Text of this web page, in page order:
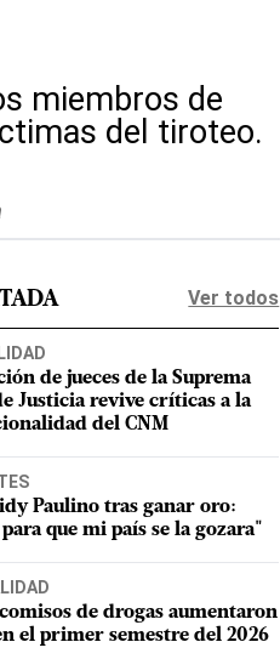
miembros de
del tiroteo.
Ver todos
de jueces de la Suprema
Justicia revive críticas a la
del CNM
Paulino tras ganar oro:
que mi país se la gozara"
de drogas aumentaron
el primer semestre del 2026